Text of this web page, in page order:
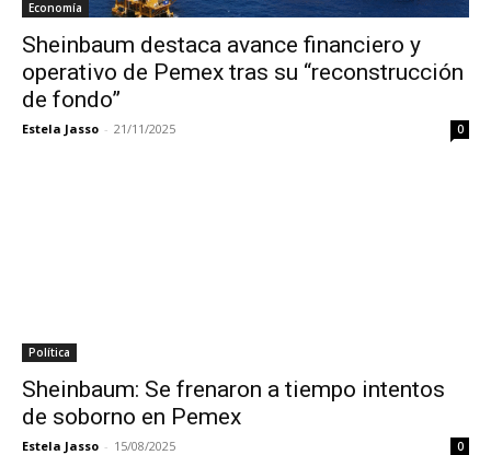
Economía
Sheinbaum destaca avance financiero y
operativo de Pemex tras su “reconstrucción
de fondo”
Estela Jasso - 21/11/2025 0
Política
Sheinbaum: Se frenaron a tiempo intentos
de soborno en Pemex
Estela Jasso - 15/08/2025 0